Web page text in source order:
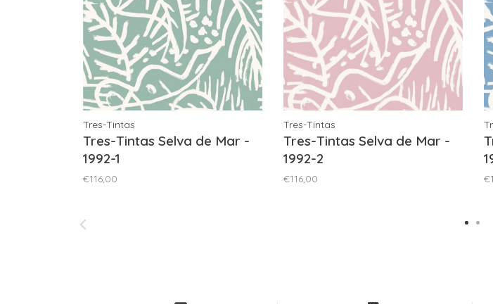
Tres-Tintas
Tres-Tintas Selva de Mar -
1992-1
€116,00
Tres-Tintas
Tres-Tintas Selva de Mar -
1992-2
€116,00